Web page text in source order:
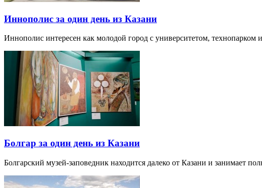
Иннополис за один день из Казани
Иннополис интересен как молодой город с университетом,
Болгар за один день из Казани
Болгарский музей-заповедник находится далеко от Казани и занимает